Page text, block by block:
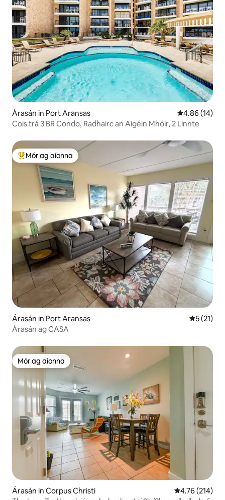
Árasán in Port Aransas Meánrátáil
4.86 (14)
Cois trá 3 BR Condo, Radhairc an Aigéin Mhóir, 2 Linnte
An-mhór ag aíonna
Mór ag aíonna
Árasán in Port Aransas
5 (21)
Árasán ag CASA
Mór ag aíonna
Mór ag aíonna
Árasán in Corpus Christi Meánrátáil
4.76 (214)